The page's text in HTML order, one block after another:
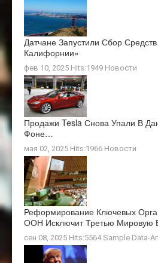
Датчане Запустили Сбор
Калифорнии»
фев 10, 2025 Hits:1949 Новости
Продажи Tesla Снова Упали В
Фоне…
мая 02, 2025 Hits:1966 Новости
Реформирование Ключевых
ООН Исключит Третью Мировую
сен 08, 2025 Hits:5564 Sample Data-